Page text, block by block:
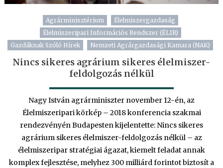
Agrárminisztérium
Élelmiszergazdaság
Élelmiszeripari Információs Rendszer (ÉLIR)
Gazdáknak Szóló Hírek
Nemzeti Agrárgazdasági Kamara (NAK)
Nincs sikeres agrárium sikeres élelmiszer-
feldolgozás nélkül
Nagy István agrárminiszter november 12-én, az
Élelmiszeripari körkép – 2018 konferencia szakmai
rendezvényén Budapesten kijelentette: Nincs sikeres
agrárium sikeres élelmiszer-feldolgozás nélkül – az
élelmiszeripar stratégiai ágazat, kiemelt feladat annak
komplex fejlesztése, melyhez 300 milliárd forintot biztosít a